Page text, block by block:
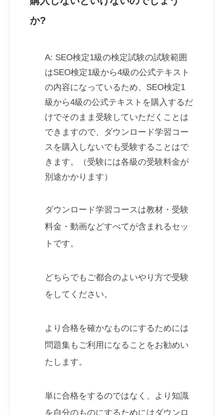
か?
A: SEO検定1級の検定試験の試験範囲
はSEO検定1級から4級の公式テキスト
の内容になっているため、SEO検定1
級から4級の公式テキストを購入するだ
けでそのまま受験していただくことは
できますので、ダウンロード学習コー
スを購入しないでも受験することはで
きます。（受験には各級の受験料金が
別途かかります）
ダウンロード学習コースは教材・受験
料金・動画などすべてが含まれるセッ
トです。
どちらでもご都合のよいやり方で受験
をしてください。
より合格を確かなものにするためには
問題集もご利用になることをお勧めい
たします。
単に合格をするのではなく、より知識
を自分のものにするためにはダウンロ